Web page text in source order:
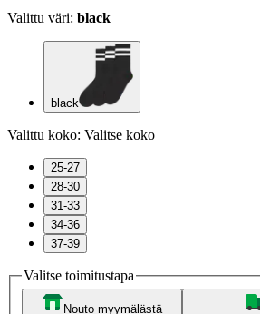
Valittu väri: black
black
Valittu koko: Valitse koko
25-27
28-30
31-33
34-36
37-39
Valitse toimitustapa
Nouto myymälästä